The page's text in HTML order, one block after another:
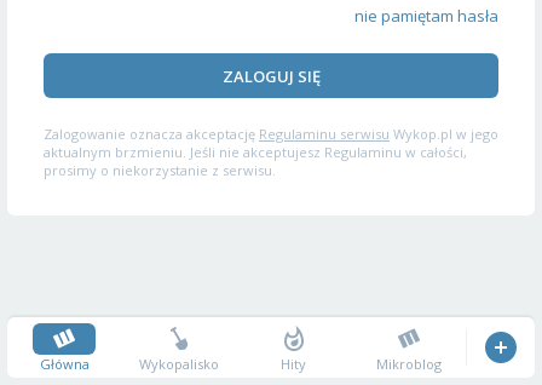
nie pamiętam hasła
ZALOGUJ SIĘ
Zalogowanie oznacza akceptację Regulaminu serwisu Wykop.pl w jego
aktualnym brzmieniu. Jeśli nie akceptujesz Regulaminu w całości,
prosimy o niekorzystanie z serwisu.
Główna Wykopalisko Hity Mikroblog